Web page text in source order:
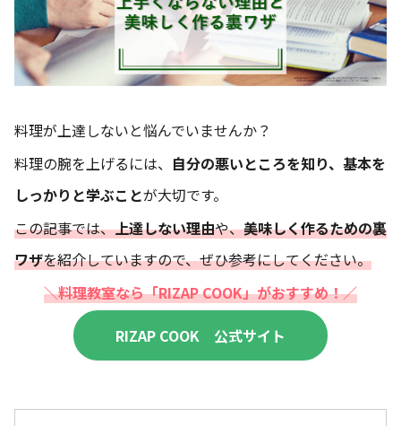
料理が上達しないと悩んでいませんか？
料理の腕を上げるには、 自分の悪いところを知り、基本を
しっかりと学ぶことが大切です。
この記事では、上達しない理由や、美味しく作るための裏
ワザを紹介していますので、ぜひ参考にしてください。
＼料理教室なら「RIZAP COOK」がおすすめ！／
RIZAP COOK 公式サイト